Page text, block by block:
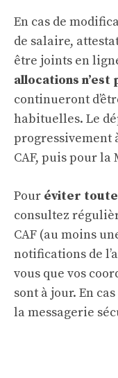
En cas de
de salaire,
être joints en
allocations n’est
continueront
habituelles. Le
progressivement
CAF, puis pour la
Pour éviter toute
consultez
CAF (au moins
notifications de
vous que vos
sont à jour. En
la messagerie